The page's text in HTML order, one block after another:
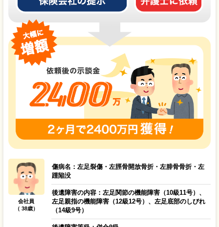
会社員
（ 38歳）
傷病名：左足裂傷・左脛骨開放骨折・左腓骨骨折・左
踵陥没
後遺障害の内容：左足関節の機能障害（10級11号）、
左足親指の機能障害（12級12号）、左足底部のしびれ
（14級9号）